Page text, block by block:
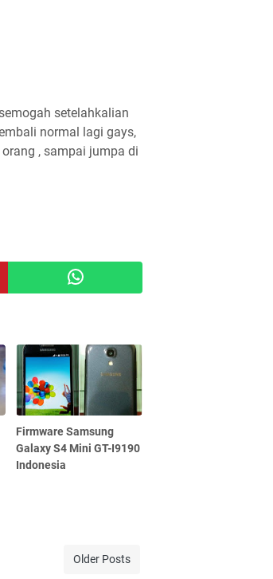
setelahkalian
normal lagi gays,
, sampai jumpa di
Firmware Samsung
Galaxy S4 Mini GT-I9190
Indonesia
Older Posts